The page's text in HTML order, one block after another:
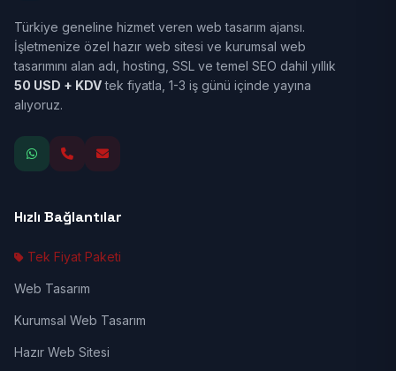
Türkiye geneline hizmet veren web tasarım ajansı.
İşletmenize özel hazır web sitesi ve kurumsal web
tasarımını alan adı, hosting, SSL ve temel SEO dahil yıllık
50 USD + KDVtek fiyatla, 1-3 iş günü içinde yayına
alıyoruz.
Hızlı Bağlantılar
Tek Fiyat Paketi
Web Tasarım
Kurumsal Web Tasarım
Hazır Web Sitesi